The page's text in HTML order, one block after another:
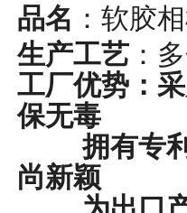
品名 ：软胶
生产工艺
工厂优势：
保无毒
拥有专利
尚新颖